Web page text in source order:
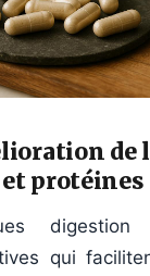
de
et protéines
digestion
qui